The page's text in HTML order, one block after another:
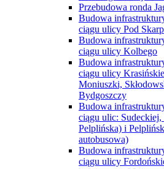
Przebudowa ronda
Budowa
ciągu ulicy Pod
Budowa
ciągu ulicy Kolbego
Budowa
ciągu ulicy
Moniuszki,
Bydgoszczy
Budowa
ciągu ulic:
Pelplińska) i
autobusowa)
Budowa
ciągu ulicy